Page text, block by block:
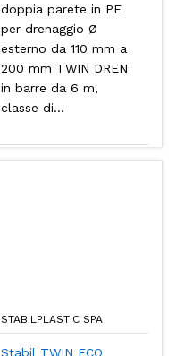
doppia parete in PE
per drenaggio Ø
esterno da 110 mm a
200 mm TWIN DREN
in barre da 6 m,
classe di...
STABILPLASTIC SPA
Stabil TWIN ECO